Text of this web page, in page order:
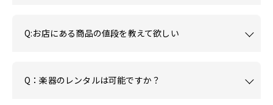
Q:お店にある商品の値段を教えて欲しい
Q：楽器のレンタルは可能ですか？